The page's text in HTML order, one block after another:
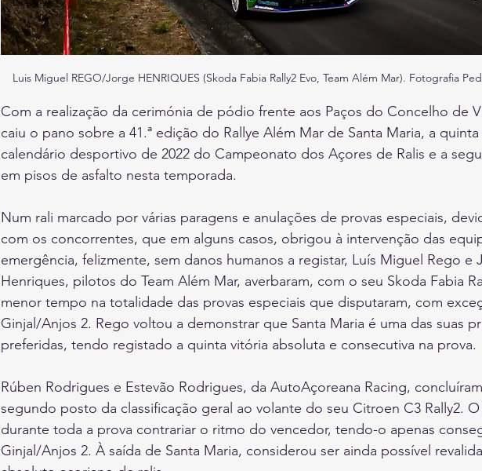
Luis Miguel REGO/Jorge HENRIQUES (Skoda Fabia Rally2 Evo, Team Além Mar). Fotografia
Com a realização da cerimónia de pódio frente aos Paços do Concelho de
caiu o pano sobre a 41.ª edição do Rallye Além Mar de Santa Maria, a
calendário desportivo de 2022 do Campeonato dos Açores de Ralis e a
em pisos de asfalto nesta temporada.
Num rali marcado por várias paragens e anulações de provas especiais,
com os concorrentes, que em alguns casos, obrigou à intervenção das
emergência, felizmente, sem danos humanos a registar, Luís Miguel Rego e
Henriques, pilotos do Team Além Mar, averbaram, com o seu Skoda Fabia
menor tempo na totalidade das provas especiais que disputaram, com
Ginjal/Anjos 2. Rego voltou a demonstrar que Santa Maria é uma das suas
preferidas, tendo registado a quinta vitória absoluta e consecutiva na prova.
Rúben Rodrigues e Estevão Rodrigues, da AutoAçoreana Racing,
segundo posto da classificação geral ao volante do seu Citroen C3 Rally2.
durante toda a prova contrariar o ritmo do vencedor, tendo-o apenas
Ginjal/Anjos 2. À saída de Santa Maria, considerou ser ainda possível